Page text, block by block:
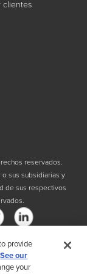
clientes
reservados.
sus subsidiarias y
de sus respectivos
provide
See our
your